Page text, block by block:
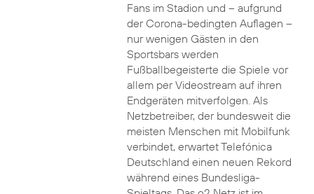
Fans im Stadion und – aufgrund
der Corona-bedingten Auflagen –
nur wenigen Gästen in den
Sportsbars werden
Fußballbegeisterte die Spiele vor
allem per Videostream auf ihren
Endgeräten mitverfolgen. Als
Netzbetreiber, der bundesweit die
meisten Menschen mit Mobilfunk
verbindet, erwartet Telefónica
Deutschland einen neuen Rekord
während eines Bundesliga-